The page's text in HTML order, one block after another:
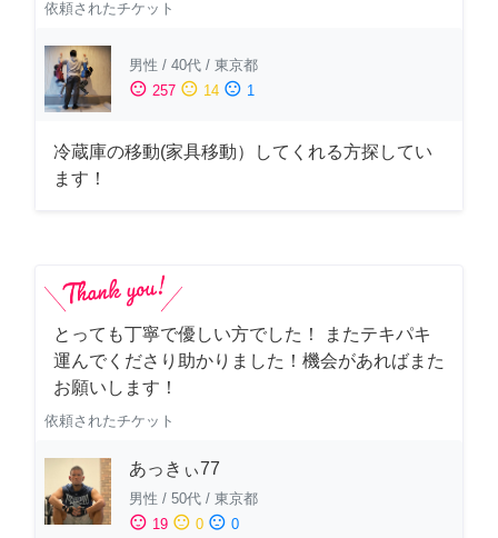
依頼されたチケット
男性 / 40代 / 東京都
sentiment_satisfied 257 sentiment_neutral 14 sentiment_dissatisfied 1
冷蔵庫の移動(家具移動）してくれる方探してい
ます！
とっても丁寧で優しい方でした！ またテキパキ
運んでくださり助かりました！機会があればまた
お願いします！
依頼されたチケット
あっきぃ77
男性 / 50代 / 東京都
sentiment_satisfied 19 sentiment_neutral 0 sentiment_dissatisfied 0